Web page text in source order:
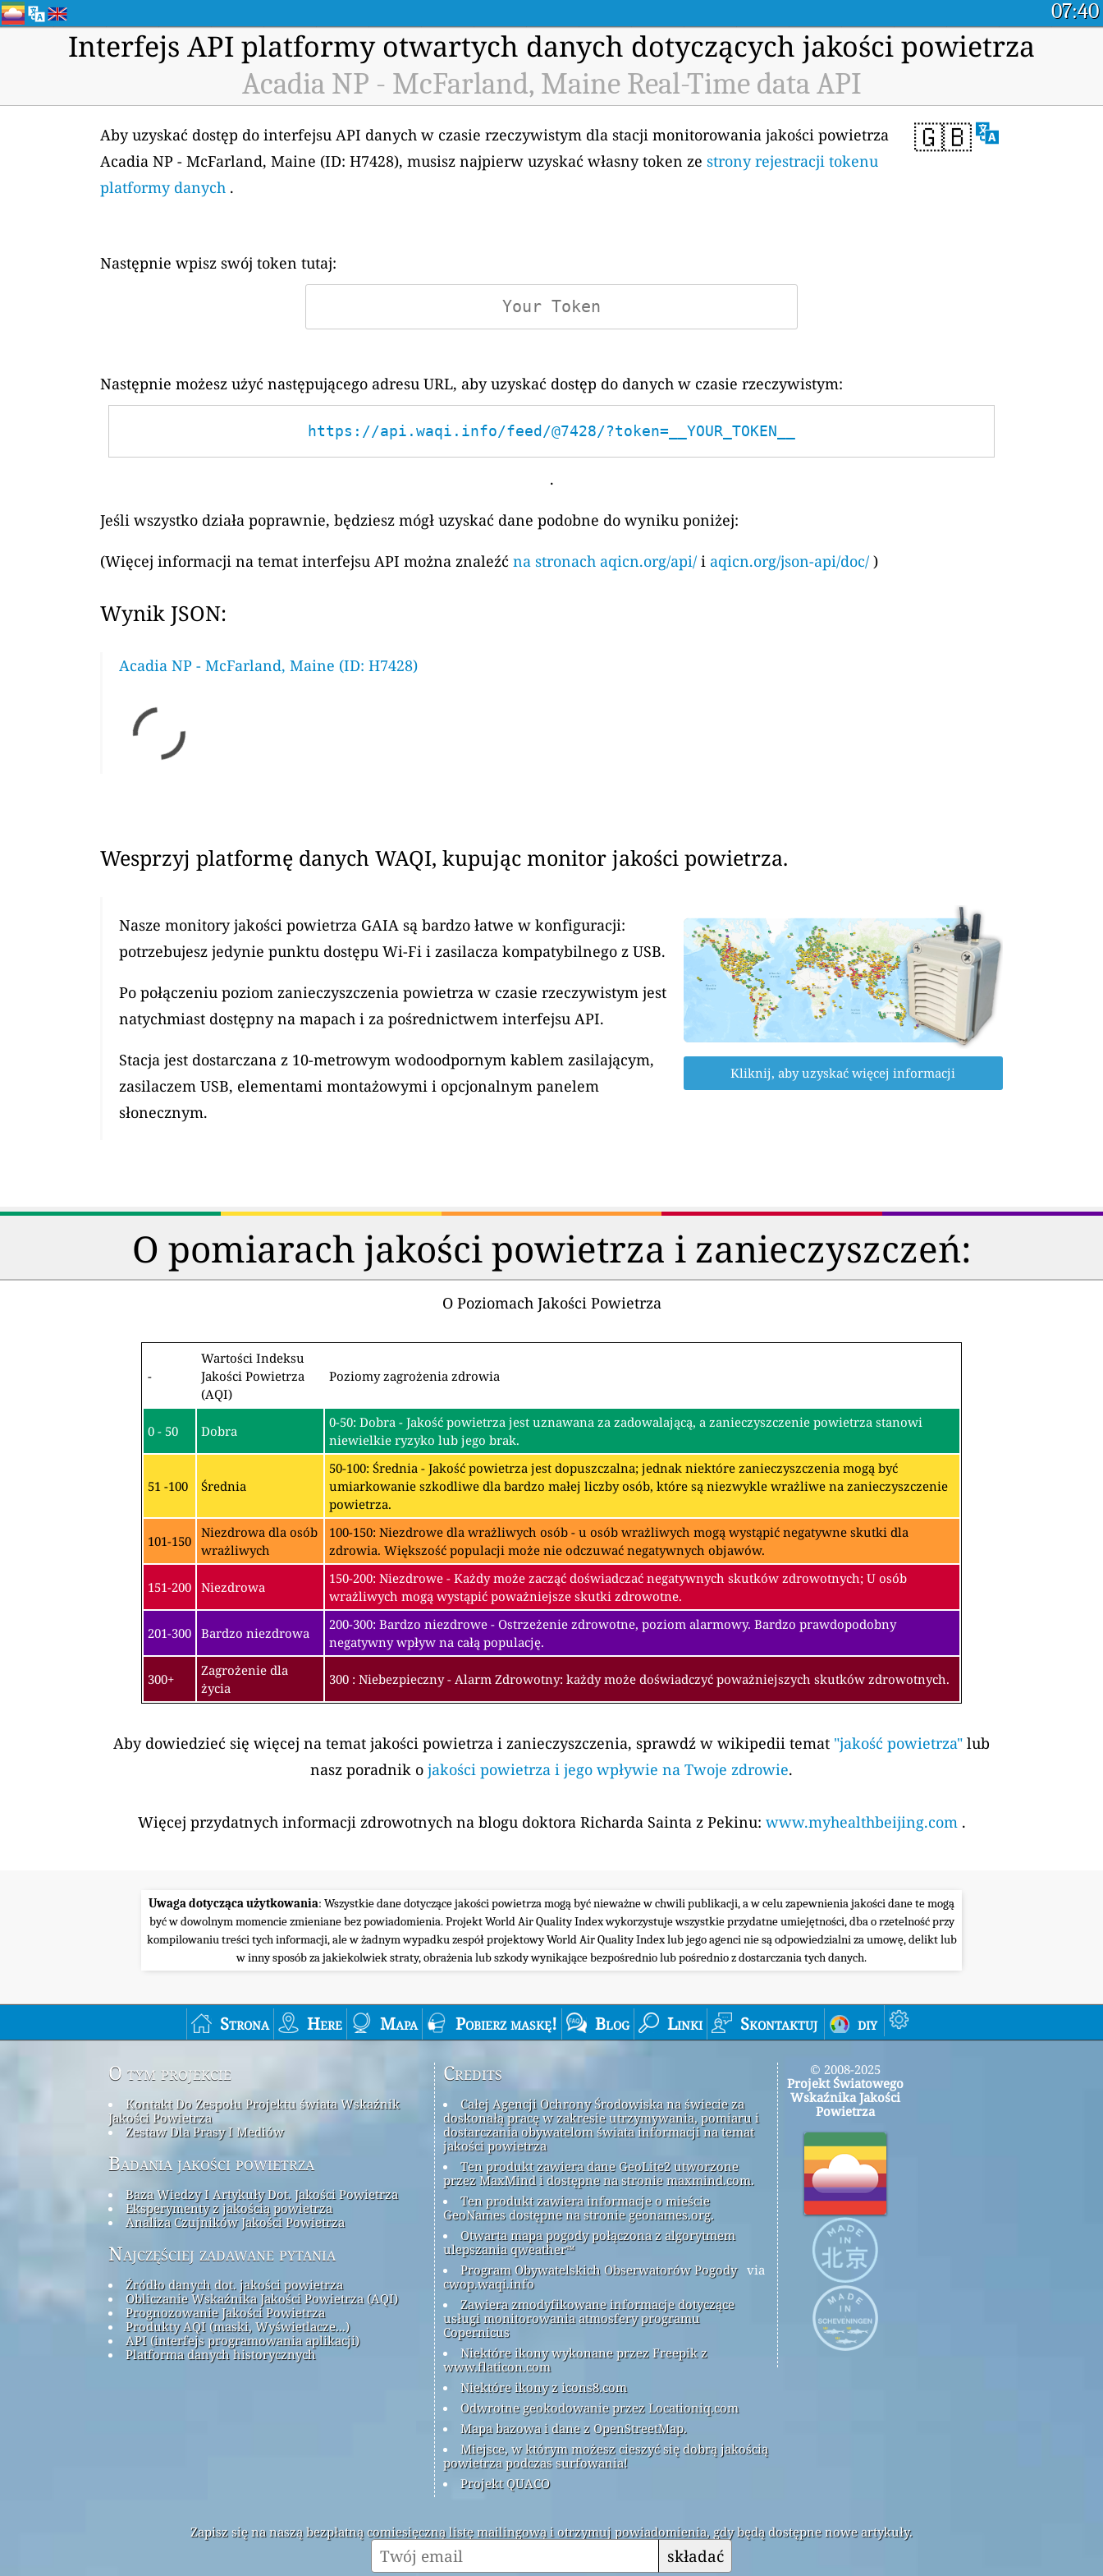
07:40
Interfejs API platformy otwartych danych dotyczących jakości powietrza
Acadia NP - McFarland, Maine Real-Time data API
🇬🇧
Aby uzyskać dostęp do interfejsu API danych w czasie rzeczywistym dla stacji monitorowania jakości powietrza
Acadia NP - McFarland, Maine (ID: H7428), musisz najpierw uzyskać własny token ze strony rejestracji tokenu
platformy danych .
Następnie wpisz swój token tutaj:
Następnie możesz użyć następującego adresu URL, aby uzyskać dostęp do danych w czasie rzeczywistym:
https://api.waqi.info/feed/@7428/?token=__YOUR_TOKEN__
.
Jeśli wszystko działa poprawnie, będziesz mógł uzyskać dane podobne do wyniku poniżej:
(Więcej informacji na temat interfejsu API można znaleźć na stronach aqicn.org/api/ i aqicn.org/json-api/doc/ )
Wynik JSON:
Acadia NP - McFarland, Maine (ID: H7428)
Wesprzyj platformę danych WAQI, kupując monitor jakości powietrza.
Nasze monitory jakości powietrza GAIA są bardzo łatwe w konfiguracji:
potrzebujesz jedynie punktu dostępu Wi-Fi i zasilacza kompatybilnego z USB.
Po połączeniu poziom zanieczyszczenia powietrza w czasie rzeczywistym jest
natychmiast dostępny na mapach i za pośrednictwem interfejsu API.
Stacja jest dostarczana z 10-metrowym wodoodpornym kablem zasilającym,
zasilaczem USB, elementami montażowymi i opcjonalnym panelem
słonecznym.
Kliknij, aby uzyskać więcej informacji
O pomiarach jakości powietrza i zanieczyszczeń:
O Poziomach Jakości Powietrza
-
Wartości Indeksu
Jakości Powietrza
(AQI)
Poziomy zagrożenia zdrowia
0 - 50 Dobra
0-50: Dobra - Jakość powietrza jest uznawana za zadowalającą, a zanieczyszczenie powietrza stanowi
niewielkie ryzyko lub jego brak.
51 -100 Średnia
50-100: Średnia - Jakość powietrza jest dopuszczalna; jednak niektóre zanieczyszczenia mogą być
umiarkowanie szkodliwe dla bardzo małej liczby osób, które są niezwykle wrażliwe na zanieczyszczenie
powietrza.
101-150
Niezdrowa dla osób
wrażliwych
100-150: Niezdrowe dla wrażliwych osób - u osób wrażliwych mogą wystąpić negatywne skutki dla
zdrowia. Większość populacji może nie odczuwać negatywnych objawów.
151-200 Niezdrowa
150-200: Niezdrowe - Każdy może zacząć doświadczać negatywnych skutków zdrowotnych; U osób
wrażliwych mogą wystąpić poważniejsze skutki zdrowotne.
201-300 Bardzo niezdrowa
200-300: Bardzo niezdrowe - Ostrzeżenie zdrowotne, poziom alarmowy. Bardzo prawdopodobny
negatywny wpływ na całą populację.
300+
Zagrożenie dla
życia
300 : Niebezpieczny - Alarm Zdrowotny: każdy może doświadczyć poważniejszych skutków zdrowotnych.
Aby dowiedzieć się więcej na temat jakości powietrza i zanieczyszczenia, sprawdź w wikipedii temat "jakość powietrza" lub
nasz poradnik o jakości powietrza i jego wpływie na Twoje zdrowie.
Więcej przydatnych informacji zdrowotnych na blogu doktora Richarda Sainta z Pekinu: www.myhealthbeijing.com .
Uwaga dotycząca użytkowania: Wszystkie dane dotyczące jakości powietrza mogą być nieważne w chwili publikacji, a w celu zapewnienia jakości dane te mogą
być w dowolnym momencie zmieniane bez powiadomienia. Projekt World Air Quality Index wykorzystuje wszystkie przydatne umiejętności, dba o rzetelność przy
kompilowaniu treści tych informacji, ale w żadnym wypadku zespół projektowy World Air Quality Index lub jego agenci nie są odpowiedzialni za umowę, delikt lub
w inny sposób za jakiekolwiek straty, obrażenia lub szkody wynikające bezpośrednio lub pośrednio z dostarczania tych danych.
Strona Here Mapa Pobierz maskę! Blog Linki Skontaktuj diy
O tym projekcie
Kontakt Do Zespołu Projektu świata Wskaźnik
Jakości Powietrza
Zestaw Dla Prasy I Mediów
Badania jakości powietrza
Baza Wiedzy I Artykuły Dot. Jakości Powietrza
Eksperymenty z jakością powietrza
Analiza Czujników Jakości Powietrza
Najczęściej zadawane pytania
Źródło danych dot. jakości powietrza
Obliczanie Wskaźnika Jakości Powietrza (AQI)
Prognozowanie Jakości Powietrza
Produkty AQI (maski, Wyświetlacze...)
API (interfejs programowania aplikacji)
Platforma danych historycznych
Credits
Całej Agencji Ochrony Środowiska na świecie za
doskonałą pracę w zakresie utrzymywania, pomiaru i
dostarczania obywatelom świata informacji na temat
jakości powietrza
Ten produkt zawiera dane GeoLite2 utworzone
przez MaxMind i dostępne na stronie maxmind.com.
Ten produkt zawiera informacje o mieście
GeoNames dostępne na stronie geonames.org.
Otwarta mapa pogody połączona z algorytmem
ulepszania qweather™
Program Obywatelskich Obserwatorów Pogody via
cwop.waqi.info
Zawiera zmodyfikowane informacje dotyczące
usługi monitorowania atmosfery programu
Copernicus
Niektóre ikony wykonane przez Freepik z
www.flaticon.com
Niektóre ikony z icons8.com
Odwrotne geokodowanie przez Locationiq.com
Mapa bazowa i dane z OpenStreetMap.
Miejsce, w którym możesz cieszyć się dobrą jakością
powietrza podczas surfowania!
Projekt QUACO
© 2008-2025
Projekt Światowego
Wskaźnika Jakości
Powietrza
Zapisz się na naszą bezpłatną comiesięczną listę mailingową i otrzymuj powiadomienia, gdy będą dostępne nowe artykuły.
składać